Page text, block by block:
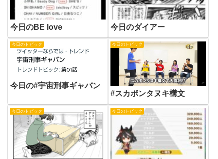
今日のBE love 今日のダイアー
今日のトピック
今日の#宇宙刑事ギャバン
今日のトピック
#スカポンタヌキ構文
今日のトピック 今日のトピック